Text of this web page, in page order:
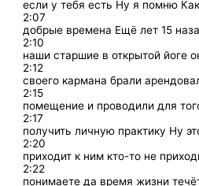
если у тебя есть Ну я помню
2:07
добрые времена Ещё лет 15
2:10
наши старшие в открытой йоге
2:12
своего кармана брали
2:15
помещение и проводили для
2:17
получить личную практику Ну
2:20
приходит к ним кто-то не
2:22
понимаете да время жизни